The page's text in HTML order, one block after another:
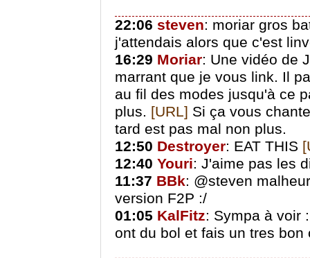
22:06 steven: moriar gros
j'attendais alors que c'est
16:29 Moriar: Une vidéo de
marrant que je vous link. Il
au fil des modes jusqu'à ce
plus. [URL] Si ça vous
tard est pas mal non plus.
12:50 Destroyer: EAT THIS
12:40 Youri: J'aime pas les
11:37 BBk: @steven
version F2P :/
01:05 KalFitz: Sympa à voir
ont du bol et fais un tres